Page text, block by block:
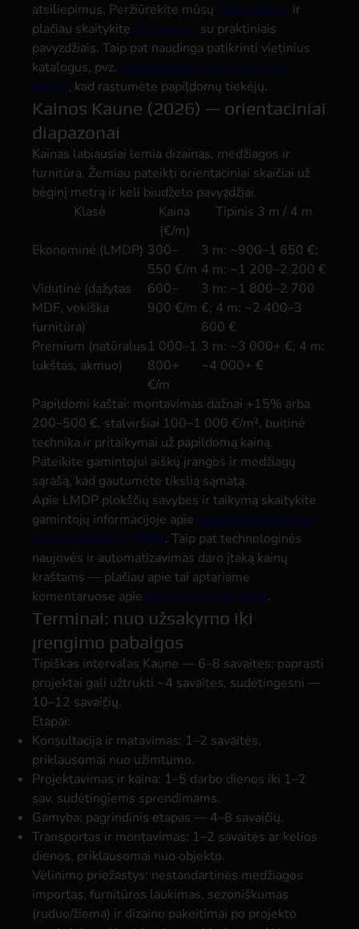
atsiliepimus. Peržiūrėkite mūsų Baigti darbai ir
plačiau skaitykite straipsnius su praktiniais
pavyzdžiais. Taip pat naudinga patikrinti vietinius
katalogus, pvz. nestandartinių baldų gamybą
Kaune, kad rastumėte papildomų tiekėjų.
Kainos Kaune (2026) — orientaciniai
diapazonai
Kainas labiausiai lemia dizainas, medžiagos ir
furnitūra. Žemiau pateikti orientaciniai skaičiai už
bėginį metrą ir keli biudžeto pavyzdžiai.
Klasė
Kaina
(€/m)
Tipinis 3 m / 4 m
Ekonominė (LMDP) 300–
550 €/m
3 m: ~900–1 650 €;
4 m: ~1 200–2 200 €
Vidutinė (dažytas
MDF, vokiška
furnitūra)
600–
900 €/m
3 m: ~1 800–2 700
€; 4 m: ~2 400–3
600 €
Premium (natūralus
lukštas, akmuo)
1 000–1
800+
€/m
3 m: ~3 000+ €; 4 m:
~4 000+ €
Papildomi kaštai: montavimas dažnai +15% arba
200–500 €, stalviršiai 100–1 000 €/m², buitinė
technika ir pritaikymai už papildomą kainą.
Pateikite gamintojui aiškų įrangos ir medžiagų
sąrašą, kad gautumėte tikslią sąmatą.
Apie LMDP plokščių savybes ir taikymą skaitykite
gamintojų informacijoje apie laminuotą medienos
drožlių plokštę (LMDP). Taip pat technologinės
naujovės ir automatizavimas daro įtaką kainų
kraštams — plačiau apie tai aptariame
komentaruose apie Baldų gamybos ateitį.
Terminai: nuo užsakymo iki
įrengimo pabaigos
Tipiškas intervalas Kaune — 6–8 savaites; paprasti
projektai gali užtrukti ~4 savaites, sudėtingesni —
10–12 savaičių.
Etapai:
Konsultacija ir matavimas: 1–2 savaitės,
priklausomai nuo užimtumo.
Projektavimas ir kaina: 1–5 darbo dienos iki 1–2
sav. sudėtingiems sprendimams.
Gamyba: pagrindinis etapas — 4–8 savaičių.
Transportas ir montavimas: 1–2 savaitės ar kelios
dienos, priklausomai nuo objekto.
Vėlinimo priežastys: nestandartinės medžiagos
importas, furnitūros laukimas, sezoniškumas
(ruduo/žiema) ir dizaino pakeitimai po projekto